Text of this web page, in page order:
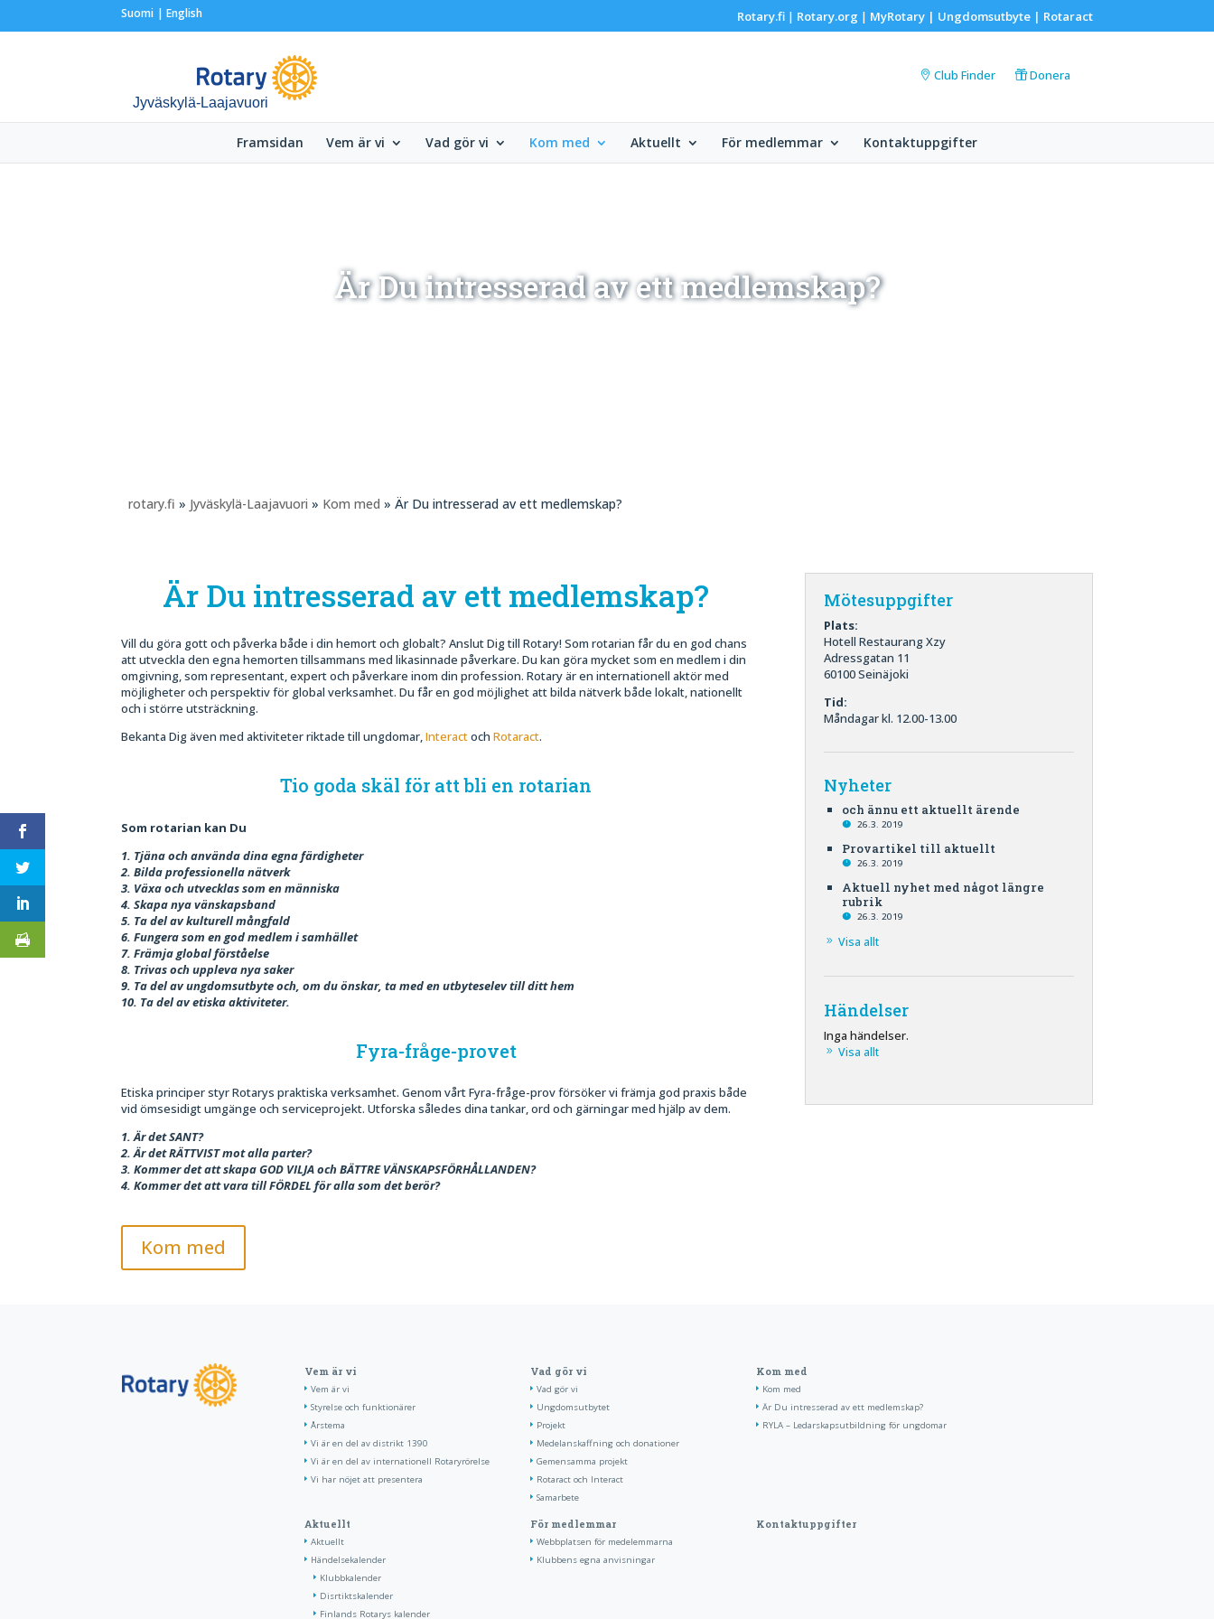
Suomi English Rotary.fi| Rotary.org | MyRotary | Ungdomsutbyte| Rotaract
Jyväskylä-Laajavuori
Club Finder Donera
Framsidan Vem är vi Vad gör vi Kom med Aktuellt För medlemmar Kontaktuppgifter
Är Du intresserad av ett medlemskap?
rotary.fi » Jyväskylä-Laajavuori » Kom med » Är Du intresserad av ett medlemskap?
Är Du intresserad av ett medlemskap?
Vill du göra gott och påverka både i din hemort och globalt? Anslut Dig till Rotary! Som rotarian får du en god chans
att utveckla den egna hemorten tillsammans med likasinnade påverkare. Du kan göra mycket som en medlem i din
omgivning, som representant, expert och påverkare inom din profession. Rotary är en internationell aktör med
möjligheter och perspektiv för global verksamhet. Du får en god möjlighet att bilda nätverk både lokalt, nationellt
och i större utsträckning.
Bekanta Dig även med aktiviteter riktade till ungdomar,InteractochRotaract.
Tio goda skäl för att bli en rotarian
Som rotarian kan Du
1. Tjäna och använda dina egna färdigheter
2. Bilda professionella nätverk
3. Växa och utvecklas som en människa
4. Skapa nya vänskapsband
5. Ta del av kulturell mångfald
6. Fungera som en god medlem i samhället
7. Främja global förståelse
8. Trivas och uppleva nya saker
9. Ta del av ungdomsutbyte och, om du önskar, ta med en utbyteselev till ditt hem
10. Ta del av etiska aktiviteter.
Fyra-fråge-provet
Etiska principer styr Rotarys praktiska verksamhet. Genom vårt Fyra-fråge-prov försöker vi främja god praxis både
vid ömsesidigt umgänge och serviceprojekt. Utforska således dina tankar, ord och gärningar med hjälp av dem.
1. Är det SANT?
2. Är det RÄTTVIST mot alla parter?
3. Kommer det att skapa GOD VILJA och BÄTTRE VÄNSKAPSFÖRHÅLLANDEN?
4. Kommer det att vara till FÖRDEL för alla som det berör?
Kom med
Mötesuppgifter
Plats:
Hotell Restaurang Xzy
Adressgatan 11
60100 Seinäjoki
Tid:
Måndagar kl. 12.00-13.00
Nyheter
och ännu ett aktuellt ärende
26.3. 2019
Provartikel till aktuellt
26.3. 2019
Aktuell nyhet med något längre
rubrik
26.3. 2019
Visa allt
Händelser
Inga händelser.
Visa allt
Vem är vi
Vem är vi
Styrelse och funktionärer
Årstema
Vi är en del av distrikt 1390
Vi är en del av internationell Rotaryrörelse
Vi har nöjet att presentera
Vad gör vi
Vad gör vi
Ungdomsutbytet
Projekt
Medelanskaffning och donationer
Gemensamma projekt
Rotaract och Interact
Samarbete
Kom med
Kom med
Är Du intresserad av ett medlemskap?
RYLA – Ledarskapsutbildning för ungdomar
Aktuellt
Aktuellt
Händelsekalender
Klubbkalender
Disrtiktskalender
Finlands Rotarys kalender
För medlemmar
Webbplatsen för medelemmarna
Klubbens egna anvisningar
Kontaktuppgifter